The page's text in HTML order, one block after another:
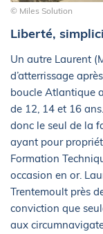
© Miles Solution
Liberté,
Un autre Laurent
d’atterrissage
boucle Atlantique
de 12, 14 et 16
donc le seul de la
ayant pour
Formation
occasion en or.
Trentemoult près
conviction que
aux